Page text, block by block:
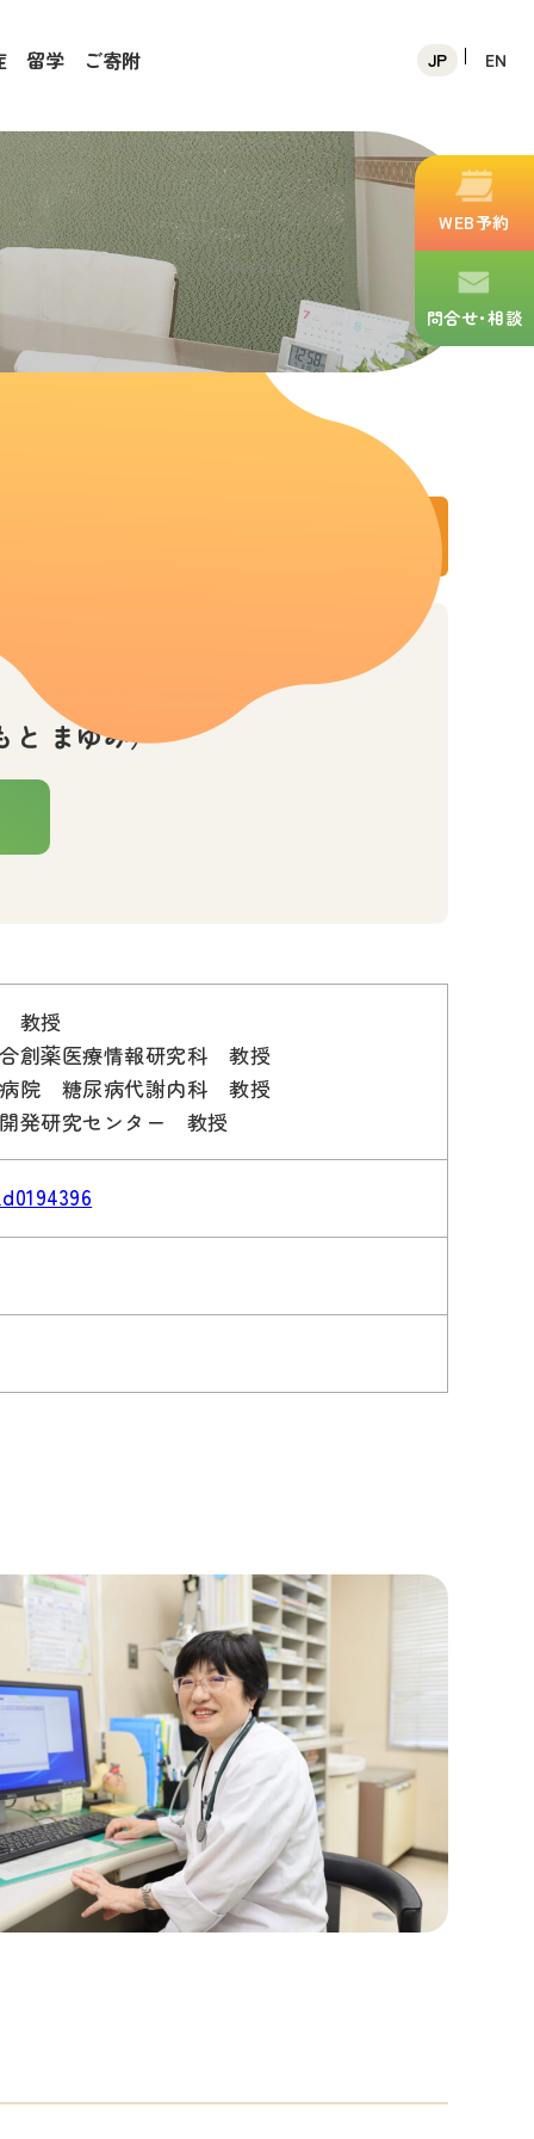
JP EN
WEB予約
問合せ･相談
留学 ご寄附
と まゆみ）
教授
創薬医療情報研究科 教授
病院 糖尿病代謝内科 教授
発研究センター 教授